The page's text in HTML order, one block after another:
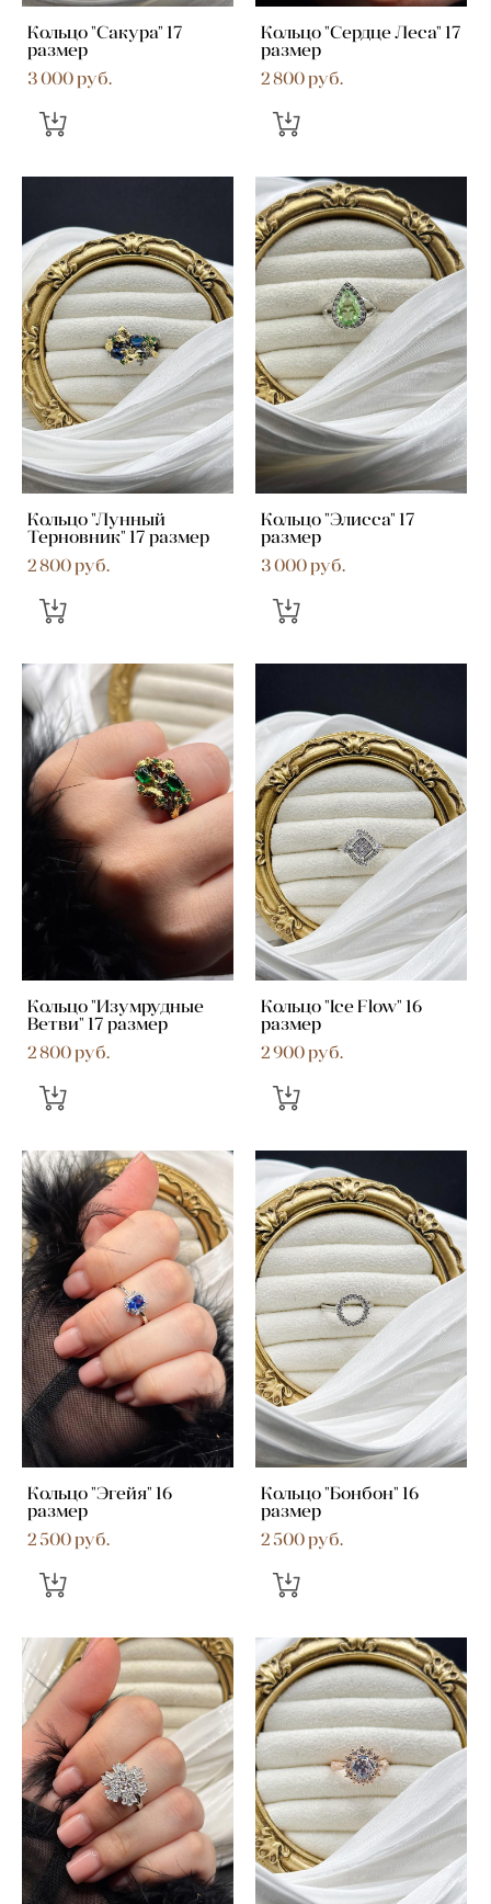
Кольцо "Сакура" 17
размер
3 000 pуб.
Кольцо "Сердце Леса" 17
размер
2 800 pуб.
Кольцо "Лунный
Терновник" 17 размер
2 800 pуб.
Кольцо "Элисса" 17
размер
3 000 pуб.
Кольцо "Изумрудные
Ветви" 17 размер
2 800 pуб.
Кольцо "Ice Flow" 16
размер
2 900 pуб.
Кольцо "Эгейя" 16
размер
2 500 pуб.
Кольцо "Бонбон" 16
размер
2 500 pуб.